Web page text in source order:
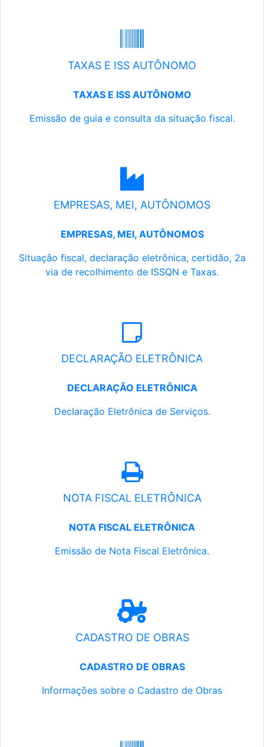
TAXAS E ISS AUTÔNOMO
TAXAS E ISS AUTÔNOMO
Emissão de guia e consulta da situação fiscal.
EMPRESAS, MEI, AUTÔNOMOS
EMPRESAS, MEI, AUTÔNOMOS
Situação fiscal, declaração eletrônica, certidão, 2a
via de recolhimento de ISSQN e Taxas.
DECLARAÇÃO ELETRÔNICA
DECLARAÇÃO ELETRÔNICA
Declaração Eletrônica de Serviços.
NOTA FISCAL ELETRÔNICA
NOTA FISCAL ELETRÔNICA
Emissão de Nota Fiscal Eletrônica.
CADASTRO DE OBRAS
CADASTRO DE OBRAS
Informações sobre o Cadastro de Obras